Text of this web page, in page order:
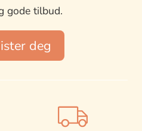
gode tilbud.
deg